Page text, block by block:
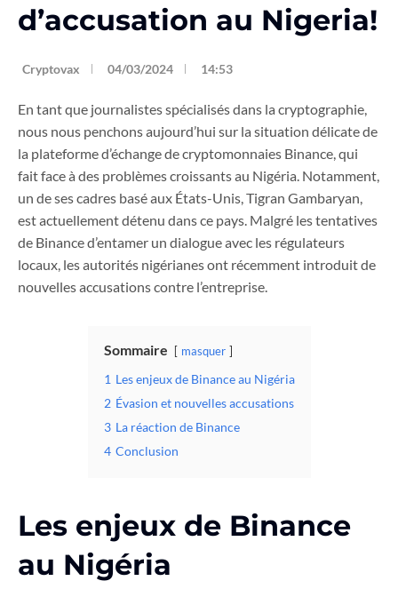
d’accusation au Nigeria!
Cryptovax 04/03/2024 14:53
En tant que journalistes spécialisés dans la cryptographie,
nous nous penchons aujourd’hui sur la situation délicate de
la plateforme d’échange de cryptomonnaies Binance, qui
fait face à des problèmes croissants au Nigéria. Notamment,
un de ses cadres basé aux États-Unis, Tigran Gambaryan,
est actuellement détenu dans ce pays. Malgré les tentatives
de Binance d’entamer un dialogue avec les régulateurs
locaux, les autorités nigérianes ont récemment introduit de
nouvelles accusations contre l’entreprise.
Sommaire masquer
1 Les enjeux de Binance au Nigéria
2 Évasion et nouvelles accusations
3 La réaction de Binance
4 Conclusion
Les enjeux de Binance
au Nigéria